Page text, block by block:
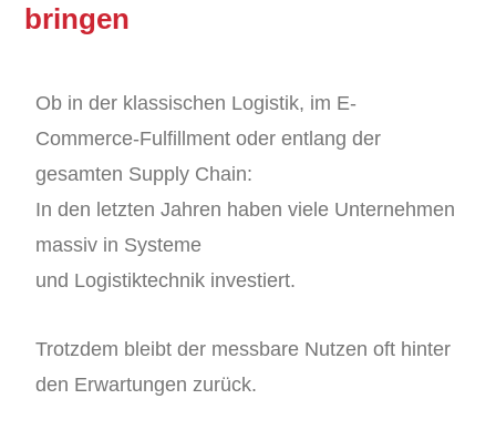
bringen
Ob in der klassischen Logistik, im E-
Commerce-Fulfillment oder entlang der
gesamten Supply Chain:
In den letzten Jahren haben viele Unternehmen
massiv in Systeme
und Logistiktechnik investiert.
Trotzdem bleibt der messbare Nutzen oft hinter
den Erwartungen zurück.